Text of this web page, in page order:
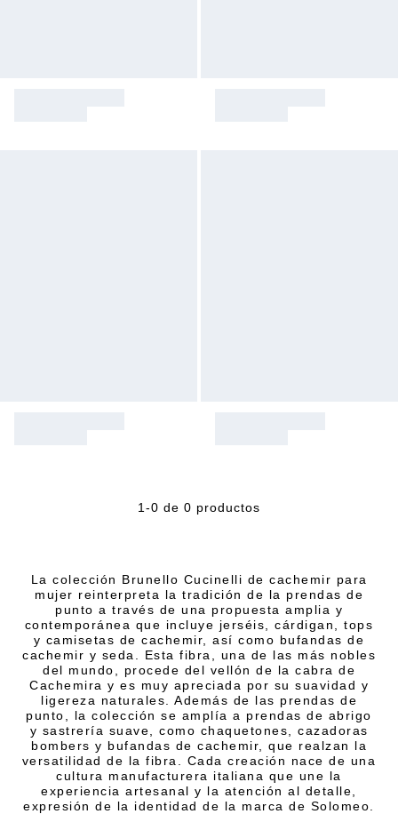
1-0 de 0 productos
La colección Brunello Cucinelli de cachemir para
mujer reinterpreta la tradición de la prendas de
punto a través de una propuesta amplia y
contemporánea que incluye jerséis, cárdigan, tops
y camisetas de cachemir, así como bufandas de
cachemir y seda. Esta fibra, una de las más nobles
del mundo, procede del vellón de la cabra de
Cachemira y es muy apreciada por su suavidad y
ligereza naturales. Además de las prendas de
punto, la colección se amplía a prendas de abrigo
y sastrería suave, como chaquetones, cazadoras
bombers y bufandas de cachemir, que realzan la
versatilidad de la fibra. Cada creación nace de una
cultura manufacturera italiana que une la
experiencia artesanal y la atención al detalle,
expresión de la identidad de la marca de Solomeo.